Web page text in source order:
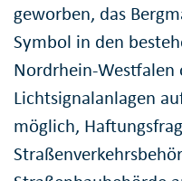
geworben, das
Symbol in den
Nordrhein-
Lichtsignalanlagen
möglich,